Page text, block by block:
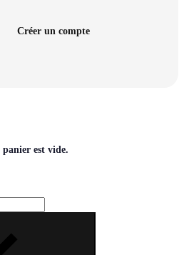
Créer un compte
panier est vide.